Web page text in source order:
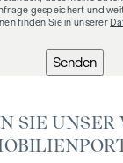
gespeichert und
finden Sie in unserer
Senden
SIE UNSER